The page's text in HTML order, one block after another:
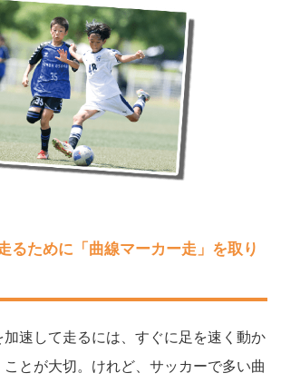
るために「曲線マーカー走」を取り
加速して走るには、すぐに足を速く動か
とが大切。けれど、サッカーで多い曲